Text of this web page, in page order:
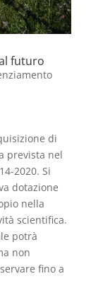
futuro
di
prevista nel
2020. Si
dotazione
nella
scientifica.
potrà
non
fino a